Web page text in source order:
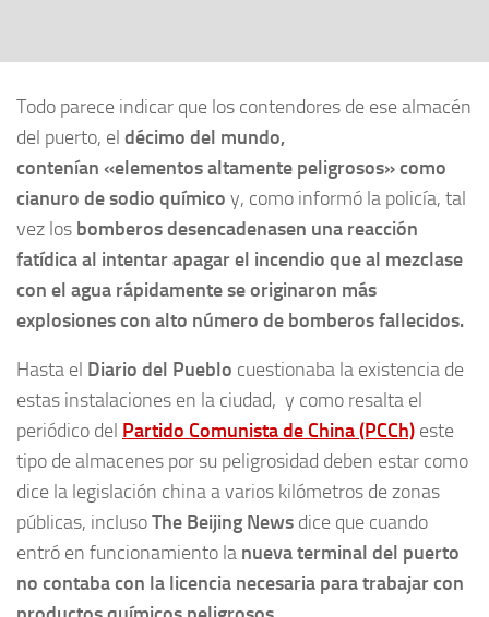
Todo parece indicar que los contendores de ese almacén
del puerto, el décimo del mundo,
contenían «elementos altamente peligrosos» como
cianuro de sodio químico y, como informó la policía, tal
vez los bomberos desencadenasen una reacción
fatídica al intentar apagar el incendio que al mezclase
con el agua rápidamente se originaron más
explosiones con alto número de bomberos fallecidos.
Hasta el Diario del Pueblo cuestionaba la existencia de
estas instalaciones en la ciudad, y como resalta el
periódico del Partido Comunista de China (PCCh) este
tipo de almacenes por su peligrosidad deben estar como
dice la legislación china a varios kilómetros de zonas
públicas, inclusoThe Beijing News dice que cuando
entró en funcionamiento la nueva terminal del puerto
no contaba con la licencia necesaria para trabajar con